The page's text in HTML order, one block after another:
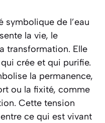
symbolique de l’eau
la vie, le
transformation. Elle
crée et qui purifie.
la permanence,
ou la fixité, comme
Cette tension
ce qui est vivant